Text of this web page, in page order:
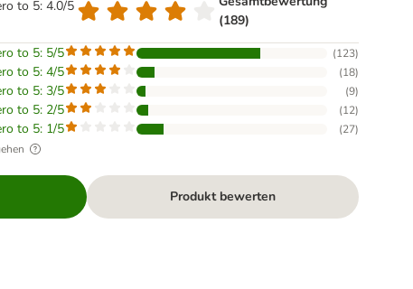
to 5: 4.0/5
(189)
to 5: 5/5
(123)
to 5: 4/5 (18)
to 5: 3/5 (9)
to 5: 2/5 (12)
to 5: 1/5 (27)
Produkt bewerten